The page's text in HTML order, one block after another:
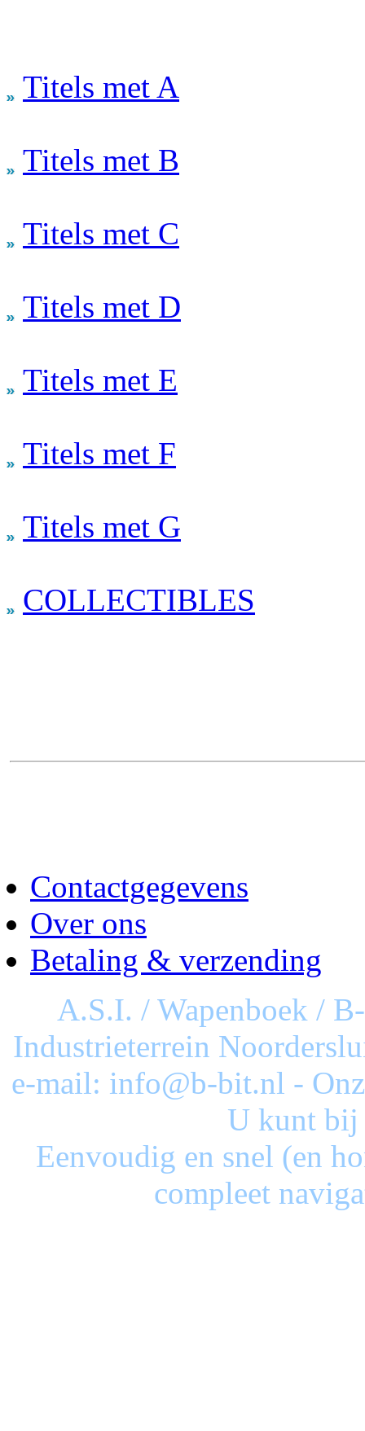
Titels met A
Titels met B
Titels met C
Titels met D
Titels met E
Titels met F
Titels met G
COLLECTIBLES
Contactgegevens
Over ons
Betaling & verzending
A.S.I. / Wapenboek /
Industrieterrein
e-mail: info@b-bit.nl -
U kunt bij
Eenvoudig en snel (en
compleet